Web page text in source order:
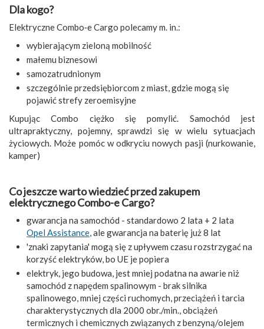
Dla kogo?
Elektryczne Combo‑e Cargo polecamy m. in.:
wybierającym zieloną mobilność
małemu biznesowi
samozatrudnionym
szczególnie przedsiębiorcom z miast, gdzie mogą się
pojawić strefy zeroemisyjne
Kupując Combo ciężko się pomylić. Samochód jest
ultrapraktyczny, pojemny, sprawdzi się w wielu sytuacjach
życiowych. Może pomóc w odkryciu nowych pasji (nurkowanie,
kamper)
Co jeszcze warto wiedzieć przed zakupem
elektrycznego Combo-e Cargo?
gwarancja na samochód - standardowo 2 lata + 2 lata
Opel Assistance, ale gwarancja na baterię już 8 lat
'znaki zapytania' mogą się z upływem czasu rozstrzygać na
korzyść elektryków, bo UE je popiera
elektryk, jego budowa, jest mniej podatna na awarie niż
samochód z napędem spalinowym - brak silnika
spalinowego, mniej części ruchomych, przeciążeń i tarcia
charakterystycznych dla 2000 obr./min., obciążeń
termicznych i chemicznych związanych z benzyną/olejem